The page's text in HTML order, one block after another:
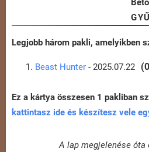
Legjobb három pakli, amelyikben
Beast Hunter - 2025.07.22
Ez a kártya összesen 1 pakliban
kattintasz ide és készítesz vele
A lap megjelenése óta